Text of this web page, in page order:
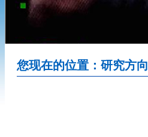
您现在的位置：研究方向